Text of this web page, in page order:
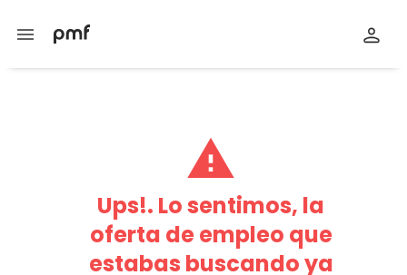
menu
report_problem
Ups!. Lo sentimos, la
oferta de empleo que
estabas buscando ya